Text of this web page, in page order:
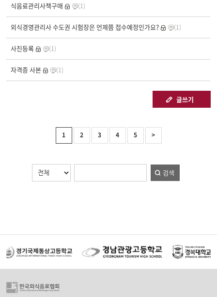
식음료관리사책구매 (1)
외식경영관리사 수도권 시험장은 언제쯤 접수예정인가요? (1)
사진등록 (1)
자격증 사본 (1)
글쓰기
1 2 3 4 5 >
검색